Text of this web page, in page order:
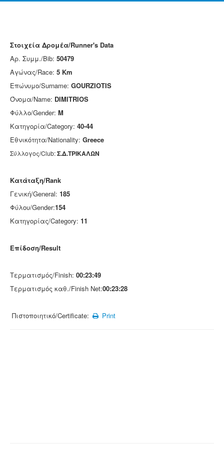
Στοιχεία Δρομέα/Runner's Data
Αρ. Συμμ./Bib: 50479
Αγώνας/Race: 5 Km
Επώνυμο/Surname: GOURZIOTIS
Όνομα/Name: DIMITRIOS
Φύλλο/Gender: M
Κατηγορία/Category: 40-44
Εθνικότητα/Nationality: Greece
Σύλλογος/Club:Σ.Δ.ΤΡΙΚΑΛΩΝ
Κατάταξη/Rank
Γενική/General: 185
Φύλου/Gender:154
Κατηγορίας/Category: 11
Επίδοση/Result
Τερματισμός/Finish: 00:23:49
Τερματισμός καθ./Finish Net:00:23:28
Πιστοποιητικό/Certificate: Print